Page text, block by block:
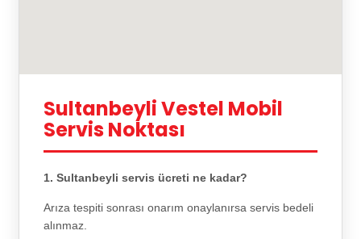
Sultanbeyli Vestel Mobil
Servis Noktası
1. Sultanbeyli servis ücreti ne kadar?
Arıza tespiti sonrası onarım onaylanırsa servis bedeli
alınmaz.